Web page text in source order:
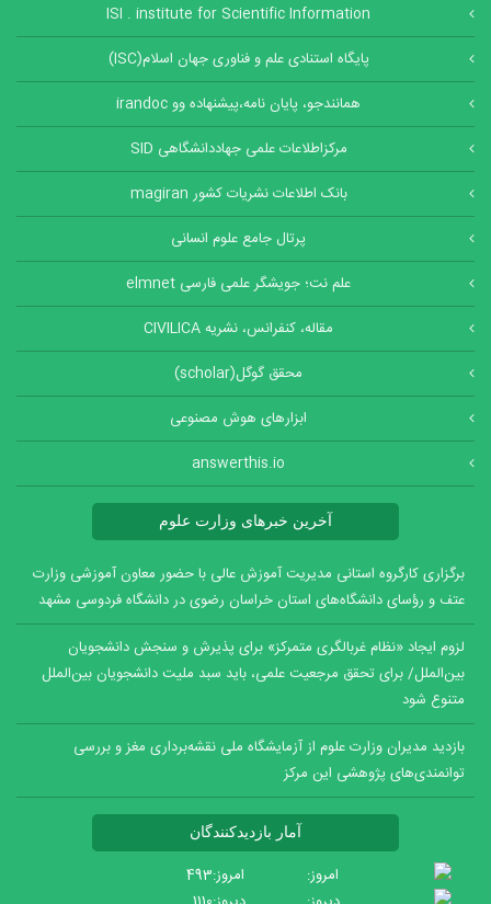
ISI . institute for Scientific Information
پایگاه استنادی علم و فناوری جهان اسلام(ISC)
همانندجو، پایان نامه،پیشنهاده وو irandoc
مرکزاطلاعات علمی جهاددانشگاهی SID
بانک اطلاعات نشریات کشور magiran
پرتال جامع علوم انسانی
علم نت؛ جویشگر علمی فارسی elmnet
مقاله، کنفرانس، نشریه CIVILICA
محقق گوگل(scholar)
ابزارهای هوش مصنوعی
answerthis.io
آخرین خبرهای وزارت علوم
برگزاری کارگروه استانی مدیریت آموزش عالی با حضور معاون آموزشی وزارت
عتف و رؤسای دانشگاه‌های استان خراسان رضوی در دانشگاه فردوسی مشهد
لزوم ایجاد «نظام غربالگری متمرکز» برای پذیرش و سنجش دانشجویان
بین‌الملل/ برای تحقق مرجعیت علمی، باید سبد ملیت دانشجویان بین‌الملل
متنوع شود
بازدید مدیران وزارت علوم از آزمایشگاه ملی نقشه‌برداری مغز و بررسی
توانمندی‌های پژوهشی این مرکز
آمار بازدیدکنندگان
امروز:493